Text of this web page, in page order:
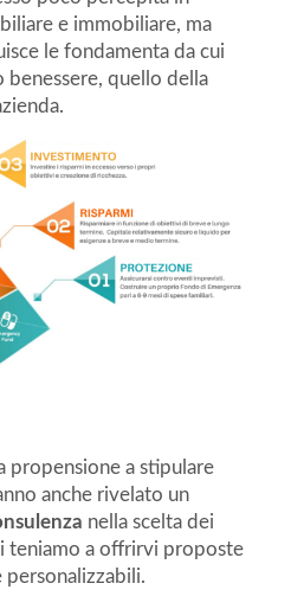
e immobiliare, ma
le fondamenta da cui
quello della
propensione a stipulare
anche rivelato un
nella scelta dei
teniamo a offrirvi proposte